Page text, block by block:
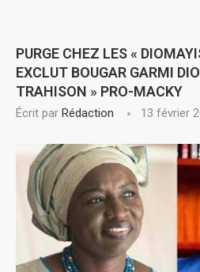
PURGE CHEZ LES «
EXCLUT BOUGAR GARMI
TRAHISON » PRO-MACKY
Écrit par Rédaction 13 février